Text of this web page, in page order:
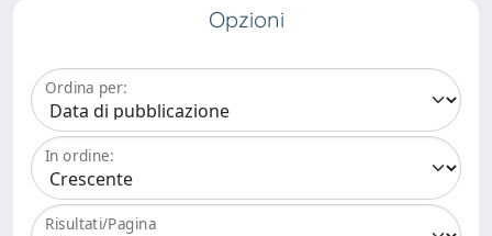
Opzioni
Ordina per:
In ordine:
Risultati/Pagina